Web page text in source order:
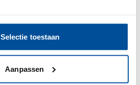
Selectie toestaan
Aanpassen